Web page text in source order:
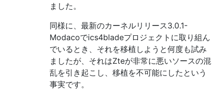
ました。
同様に、最新のカーネルリリース3.0.1-
Modacoでics4bladeプロジェクトに取り組ん
でいるとき、それを移植しようと何度も試み
ましたが、それはZteが非常に悪いソースの混
乱を引き起こし、移植を不可能にしたという
事実です。